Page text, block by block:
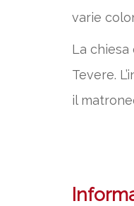
varie
La
Tevere.
il